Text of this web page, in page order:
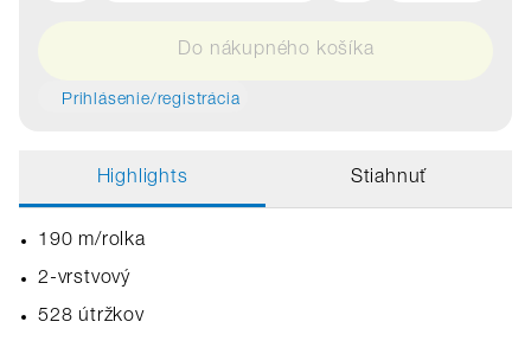
Do nákupného košíka
Prihlásenie/registrácia
Highlights Stiahnuť
190 m/rolka
2-vrstvový
528 útržkov